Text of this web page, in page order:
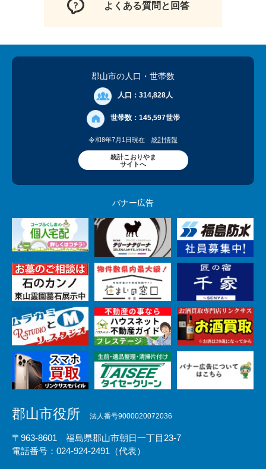
よくある質問と回答
郡山市の人口 ・世帯数
人口： 314,828人
世帯数： 145,597世帯
令和8年7月1日現在 統計情報
統計こおりやま
サイトへ
バナー広告
郡山市役所 法人番号9000020072036
〒963-8601 福島県郡山市朝日一丁目23-7
電話番号：024-924-2491（代表）